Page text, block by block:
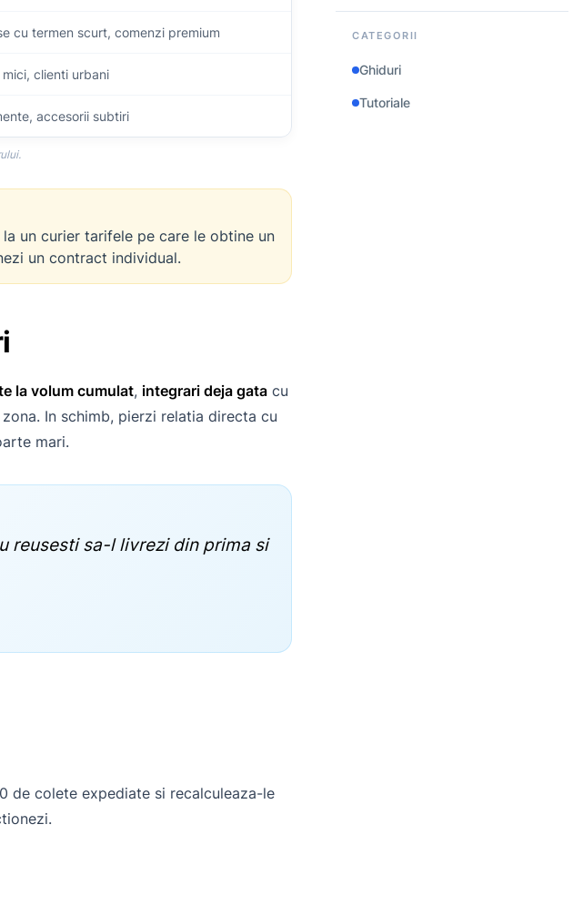
cu termen scurt, comenzi premium
mici, clienti urbani
accesorii subtiri
un curier tarifele pe care le obtine un
un contract individual.
la volum cumulat, integrari deja gata cu
In schimb, pierzi relatia directa cu
mari.
reusesti sa-l livrezi din prima si
de colete expediate si recalculeaza-le
CATEGORII
Ghiduri
Tutoriale